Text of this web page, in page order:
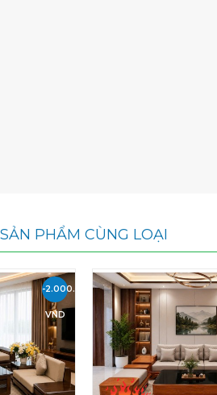
SẢN PHẨM CÙNG LOẠI
-2.000.000
VND